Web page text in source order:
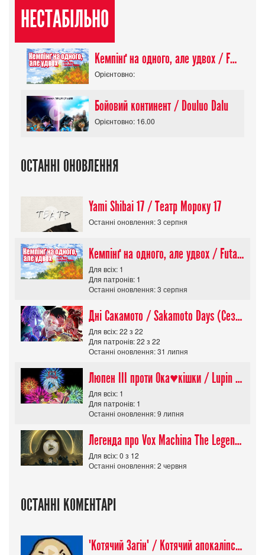
НЕСТАБІЛЬНО
Кемпінґ на одного, але удвох / Futari Solo Camp
Орієнтовно:
Бойовий континент / Douluo Dalu
Орієнтовно: 16.00
ОСТАННІ ОНОВЛЕННЯ
Yami Shibai 17 / Театр Мороку 17
Останні оновлення: 3 серпня
Кемпінґ на одного, але удвох / Futari Solo Camp
Для всіх: 1
Для патронів: 1
Останні оновлення: 3 серпня
Дні Сакамото / Sakamoto Days (Сезон 1)
Для всіх: 22 з 22
Для патронів: 22 з 22
Останні оновлення: 31 липня
Люпен ІІІ проти Ока♥кішки / Lupin III vs Cats Eye Movie
Для всіх: 1
Для патронів: 1
Останні оновлення: 9 липня
Легенда про Vox Machina The Legend of Vox Machina (Сезон 4)
Для всіх: 0 з 12
Останні оновлення: 2 червня
ОСТАННІ КОМЕНТАРІ
"Котячий Загін" / Котячий апокаліпсис / Cat Shit One